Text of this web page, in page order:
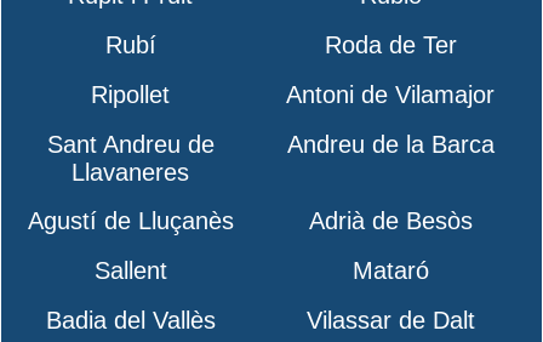
Rubí
Roda de Ter
Ripollet
Antoni de Vilamajor
Sant Andreu de
Llavaneres
Andreu de la Barca
Agustí de Lluçanès
Adrià de Besòs
Sallent
Mataró
Badia del Vallès
Vilassar de Dalt